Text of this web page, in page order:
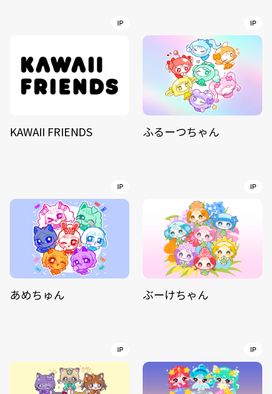
IP
KAWAII FRIENDS
IP
ふるーつちゃん
IP
あめちゅん
IP
ぶーけちゃん
IP IP